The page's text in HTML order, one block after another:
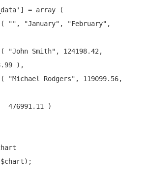
] = array (
( "" , "January" , "February"
( "John Smith" , 124198.42,
),
( "Michael Rodgers" , 119099.56,